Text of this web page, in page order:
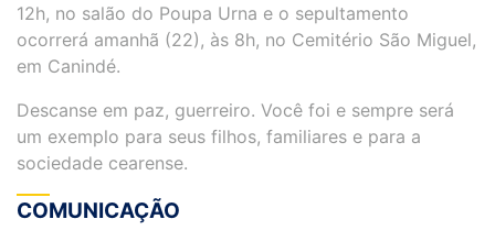
12h, no salão do Poupa Urna e o sepultamento
ocorrerá amanhã (22), às 8h, no Cemitério São Miguel,
em Canindé.
Descanse em paz, guerreiro. Você foi e sempre será
um exemplo para seus filhos, familiares e para a
sociedade cearense.
COMUNICAÇÃO